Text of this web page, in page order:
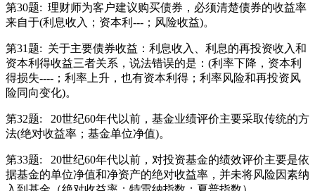
第30题: 理财师为客户建议购买债券，必须清楚债券的收益率
来自于(利息收入；资本利---；风险收益)。
第31题: 关于主要债券收益：利息收入、利息的再投资收入和
资本利得收益三者关系，说法错误的是：(利率下降，资本利
得损失----；利率上升，也有资本利得；利率风险和再投资风
险同向变化)。
第32题:
20世纪60年代以前，基金业绩评价主要采取传统的方
法(绝对收益率；基金单位净值)。
第33题:
20世纪60年代以前，对投资基金的绩效评价主要是依
据基金的单位净值和净资产的绝对收益率，并未将风险因素纳